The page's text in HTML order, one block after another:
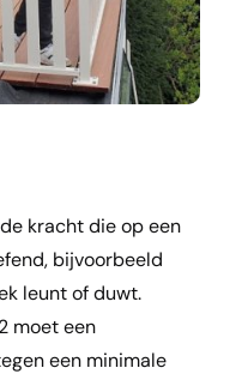
kracht die op een
bijvoorbeeld
leunt of duwt.
moet een
een minimale